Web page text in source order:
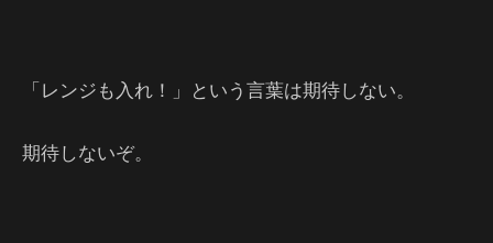
「レンジも入れ！」という言葉は期待しない。
期待しないぞ。